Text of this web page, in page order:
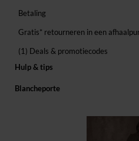
Betaling
Gratis* retourneren in een
(1) Deals & promotiecodes
Hulp & tips
Blancheporte